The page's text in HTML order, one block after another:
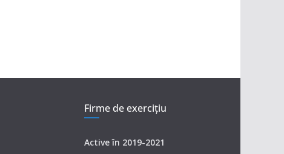
Firme de exerciţiu
Active în 2019-2021